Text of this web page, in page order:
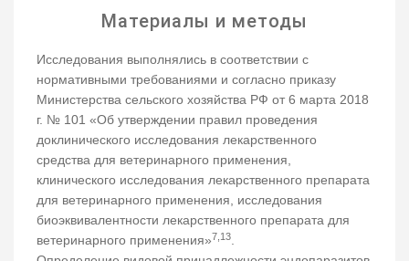
Материалы и методы
Исследования выполнялись в соответствии с
нормативными требованиями и согласно приказу
Министерства сельского хозяйства РФ от 6 марта 2018
г. № 101 «Об утверждении правил проведения
доклинического исследования лекарственного
средства для ветеринарного применения,
клинического исследования лекарственного препарата
для ветеринарного применения, исследования
биоэквивалентности лекарственного препарата для
ветеринарного применения»7,13.